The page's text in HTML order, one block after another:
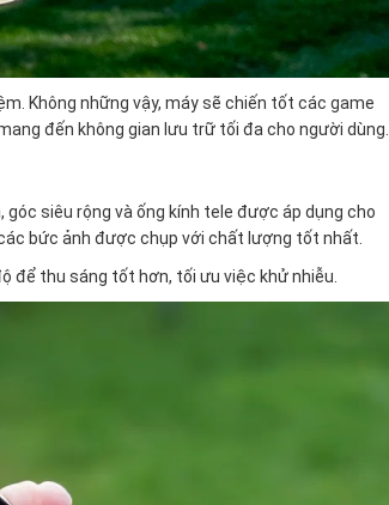
Không những vậy, máy sẽ chiến tốt các game
đến không gian lưu trữ tối đa cho người dùng.
siêu rộng và ống kính tele được áp dụng cho
bức ảnh được chụp với chất lượng tốt nhất.
để thu sáng tốt hơn, tối ưu việc khử nhiễu.